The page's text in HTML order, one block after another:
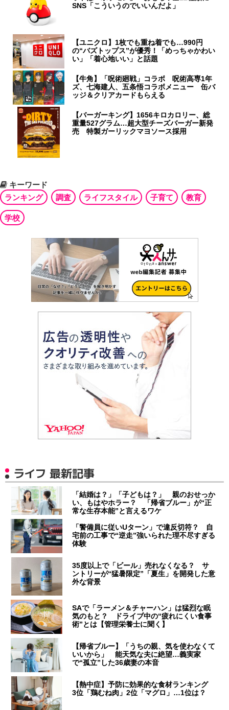
SNS「こういうのでいいんだよ」
【ユニクロ】1枚でも重ね着でも…990円
の“バズトップス”が優秀！「めっちゃかわい
い」「着心地いい」と話題
【牛角】「呪術廻戦」コラボ 呪術高専1年
ズ、七海建人、五条悟コラボメニュー 缶バ
ッジ＆クリアカードもらえる
【バーガーキング】1656キロカロリー、総
重量527グラム…超大型チーズバーガー新発
売 特製ガーリックマヨソース採用
キーワード
ランキング
調査 ライフスタイル 子育て 教育
学校
ライフ 最新記事
「結婚は？」「子どもは？」 親のおせっか
い、もはやホラー？ 「帰省ブルー」が“正
常な生存本能”と言えるワケ
「警備員に従いUターン」で違反切符？ 自
宅前の工事で“逆走”強いられた理不尽すぎる
体験
35度以上で「ビール」売れなくなる？ サ
ントリーが“猛暑限定”「夏生」を開発した意
外な背景
SAで「ラーメン＆チャーハン」は猛烈な眠
気のもと？ ドライブ中の“疲れにくい食事
術”とは【管理栄養士に聞く】
【帰省ブルー】「うちの親、気を使わなくて
いいから」 能天気な夫に絶望…義実家
で“孤立”した36歳妻の本音
【熱中症】予防に効果的な食材ランキング
3位「鶏むね肉」2位「マグロ」…1位は？